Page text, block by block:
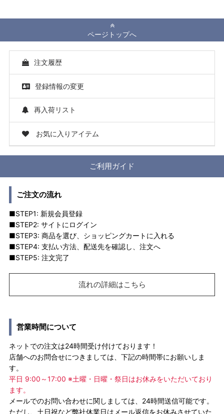
ページトップへ
注文履歴
登録情報の変更
再入荷リスト
お気に入りアイテム
ご利用ガイド
ご注文の流れ
■STEP1: 新規会員登録
■STEP2: サイトにログイン
■STEP3: 商品を選び、ショッピングカートに入れる
■STEP4: 支払い方法、配送先を確認し、注文へ
■STEP5: 注文完了
流れの詳細はこちら
営業時間について
ネットでの注文は24時間受け付けております！
店舗へのお問合せにつきましては、下記の時間帯にお願いしま
す。
平日 9:00～17:00 ※土曜・日曜・祭日はお休みをいただいており
ます。
メールでのお問い合わせに関しましては、24時間送信可能です。
ただし、土日祝など弊社休業日はメール返信をお休みさせていた